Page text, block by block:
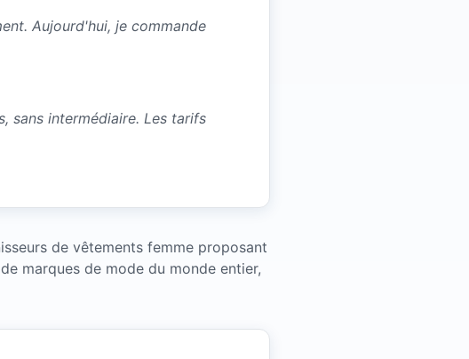
Aujourd'hui, je commande
sans intermédiaire. Les tarifs
de vêtements femme proposant
marques de mode du monde entier,